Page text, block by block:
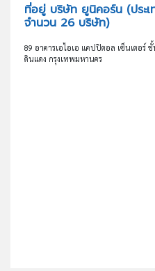
ที่อยู่ บริษัท ยูนิคอร์น (ประ
จำนวน 26 บริษัท)
89 อาคารเอไอเอ แคปปิตอล เซ็นเตอร์
ดินแดง กรุงเทพมหานคร